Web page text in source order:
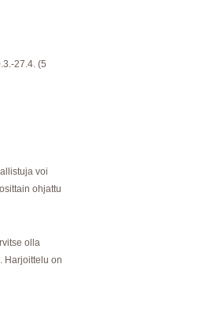
27.4. (5
voi
ohjattu
olla
Harjoittelu on